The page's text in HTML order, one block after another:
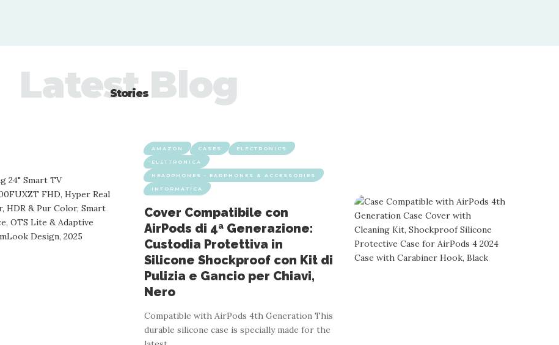
Stories
Latest Blog
AMAZON CASES ELECTRONICS
ELETTRONICA
HEADPHONES - EARPHONES & ACCESSORIES
INFORMATICA
Cover Compatibile con
AirPods di 4ª Generazione:
Custodia Protettiva in
Silicone Shockproof con Kit di
Pulizia e Gancio per Chiavi,
Nero
Compatible with AirPods 4th Generation This
durable silicone case is specially made for the